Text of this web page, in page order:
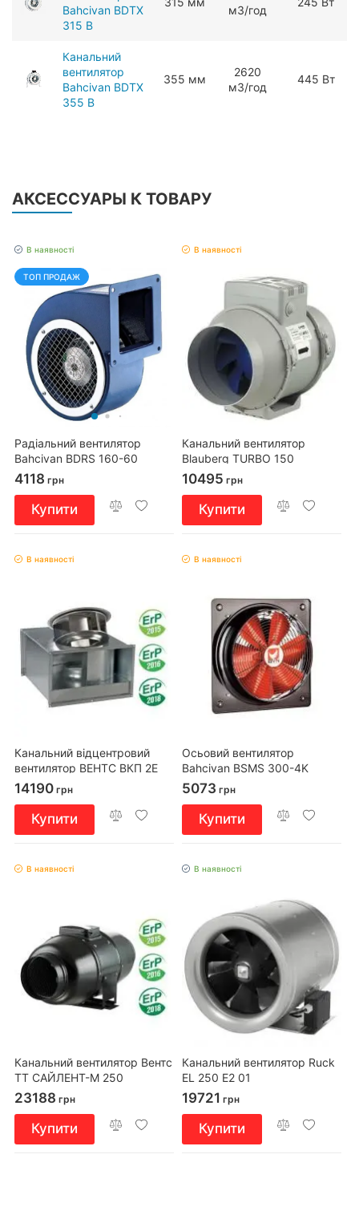
Bahcivan BDTX
315 B
мЗ/год
Канальний
вентилятор
Bahcivan BDTX
355 B
355 мм
2620
мЗ/год
445 Вт
АКСЕССУАРЫ К ТОВАРУ
В наявності
ТОП ПРОДАЖ
Радіальний вентилятор
Bahcivan BDRS 160-60
4118 грн
Купити
В наявності
Канальний вентилятор
Blauberg TURBO 150
10495 грн
Купити
В наявності
Канальний відцентровий
вентилятор ВЕНТС ВКП 2Е
400х200
14190 грн
Купити
В наявності
Осьовий вентилятор
Bahcivan BSMS 300-4K
5073 грн
Купити
В наявності
Канальний вентилятор Вентс
ТТ САЙЛЕНТ-М 250
23188 грн
Купити
В наявності
Канальний вентилятор Ruck
EL 250 E2 01
19721 грн
Купити